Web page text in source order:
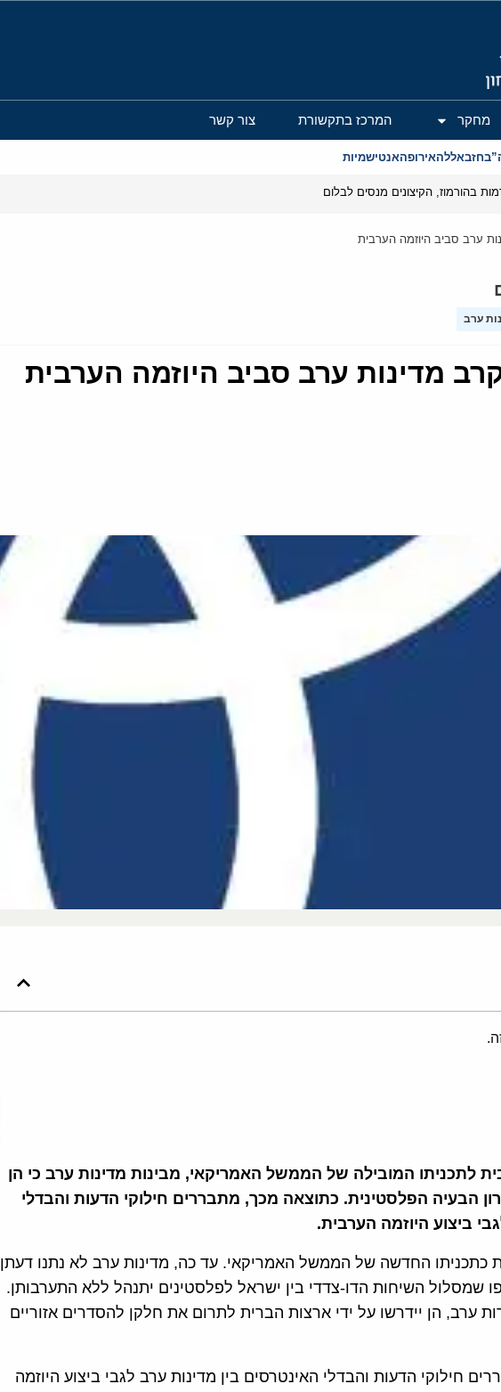
וביטחון
מחקר המרכז בתקשורת צור קשר
חזבאללהאירופהאנטישמיות
בהורמוז, הקיצונים מנסים לבלום
ערב סביב היוזמה הערבית
ערב
מדינות ערב סביב היוזמה הערבית
לתכניתו המובילה של הממשל האמריקאי, מבינות מדינות ערב כי הן
הבעיה הפלסטינית. כתוצאה מכך, מתבררים חילוקי הדעות והבדלי
ביצוע היוזמה הערבית.
כתכניתו החדשה של הממשל האמריקאי. עד כה, מדינות ערב לא נתנו דעתן
שמסלול השיחות הדו-צדדי בין ישראל לפלסטינים יתנהל ללא התערבותן.
ערב, הן יידרשו על ידי ארצות הברית לתרום את חלקן להסדרים אזוריים
חילוקי הדעות והבדלי האינטרסים בין מדינות ערב לגבי ביצוע היוזמה